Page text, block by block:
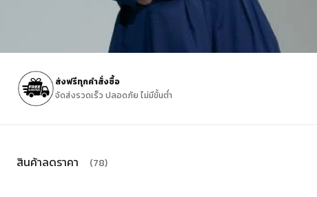
ส่งฟรีทุกคำสั่งซื้อ
จัดส่งรวดเร็ว ปลอดภัย ไม่มีขั้นต่ำ
สินค้าลดราคา (78)